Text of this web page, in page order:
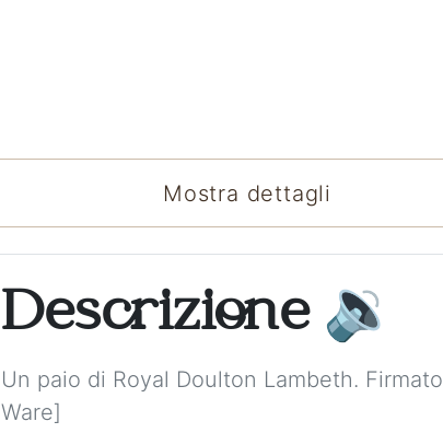
Mostra dettagli
Descrizione 🔉
Un paio di Royal Doulton Lambeth.
Ware]